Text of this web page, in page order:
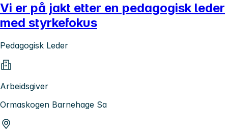
Vi er på jakt etter en pedagogisk leder
med styrkefokus
Pedagogisk Leder
Arbeidsgiver
Ormaskogen Barnehage Sa